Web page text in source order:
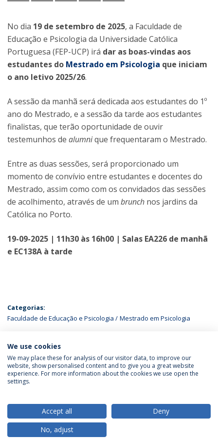
No dia 19 de setembro de 2025, a Faculdade de
Educação e Psicologia da Universidade Católica
Portuguesa (FEP-UCP) irá dar as boas-vindas aos
estudantes do Mestrado em Psicologia que iniciam
o ano letivo 2025/26.
A sessão da manhã será dedicada aos estudantes do 1º
ano do Mestrado, e a sessão da tarde aos estudantes
finalistas, que terão oportunidade de ouvir
testemunhos de alumnique frequentaram o Mestrado.
Entre as duas sessões, será proporcionado um
momento de convívio entre estudantes e docentes do
Mestrado, assim como com os convidados das sessões
de acolhimento, através de um brunch nos jardins da
Católica no Porto.
19-09-2025 | 11h30 às 16h00 | Salas EA226 de manhã
e EC138A à tarde
Categorias:
Faculdade de Educação e Psicologia
Mestrado em Psicologia
ÚLTIMAS NOTÍCIAS
Política de Privacidade
Termos & Condições
© 2026 Universidade Católica Portuguesa
We use cookies
We may place these for analysis of our visitor data, to improve our
website, show personalised content and to give you a great website
experience. For more information about the cookies we use open the
settings.
Accept all
Deny
No, adjust